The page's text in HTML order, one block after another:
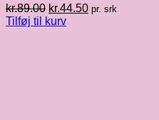
kr.89.00 Den
oprindelige
kr.44.50Den
pr. srk
Tilføj til kurv